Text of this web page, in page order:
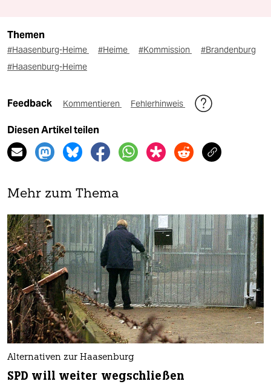
Themen
#Haasenburg-Heime #Heime #Kommission
#Brandenburg
#Haasenburg-Heime
Feedback Kommentieren Fehlerhinweis
Diesen Artikel teilen
Mehr zum Thema
Alternativen zur Haasenburg
SPD will weiter wegschließen